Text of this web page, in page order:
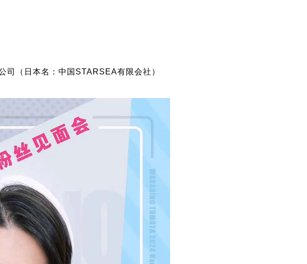
司（日本名：中国STARSEA有限会社）